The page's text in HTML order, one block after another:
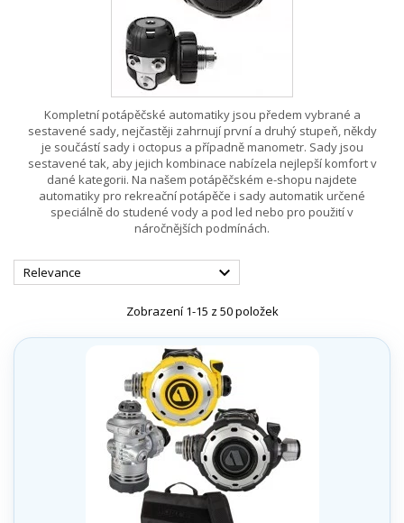
Kompletní potápěčské automatiky jsou předem vybrané a
sestavené sady, nejčastěji zahrnují první a druhý stupeň, někdy
je součástí sady i octopus a případně manometr. Sady jsou
sestavené tak, aby jejich kombinace nabízela nejlepší komfort v
dané kategorii. Na našem potápěčském e-shopu najdete
automatiky pro rekreační potápěče i sady automatik určené
speciálně do studené vody a pod led nebo pro použití v
náročnějších podmínách.
Relevance 
Zobrazení 1-15 z 50 položek